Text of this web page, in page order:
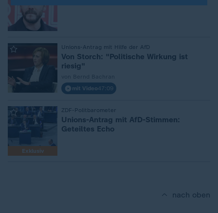
Unions-Antrag mit Hilfe der AfD
Von Storch: "Politische Wirkung ist
riesig"
mit Video47:09
Exklusiv
ZDF-Politbarometer
Unions-Antrag mit AfD-Stimmen:
Geteiltes Echo
nach oben